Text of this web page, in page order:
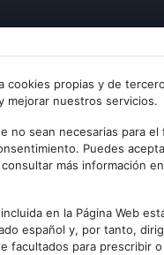
cookies propias y de
mejorar nuestros servicios.
no sean necesarias para
Puedes
más información
en la Página Web
español y, por tanto,
facultados para prescribir